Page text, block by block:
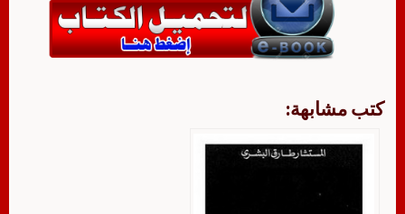
كتب مشابهة: